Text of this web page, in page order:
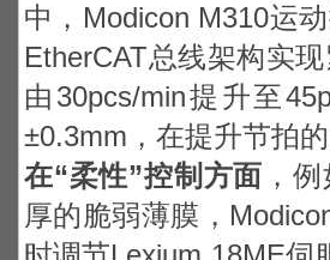
中，Modicon M310运
EtherCAT总线架构实
由30pcs/min提升至
±0.3mm，在提升节拍
在“柔性”控制方面 ，
厚的脆弱薄膜，